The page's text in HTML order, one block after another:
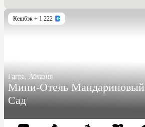
Кешбэк + 1 222
Гагра, Абхазия
Мини-Отель Мандариновый
Сад